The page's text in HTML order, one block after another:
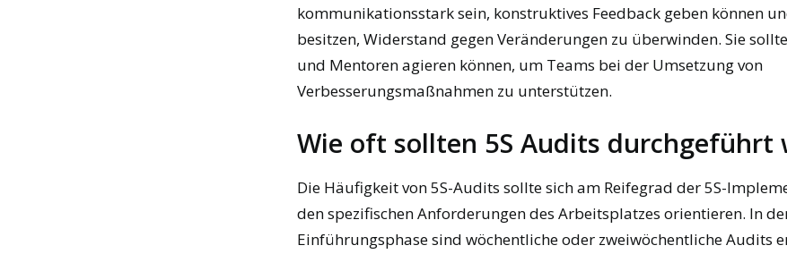
kommunikationsstark sein, konstruktives Feedback geben können
besitzen, Widerstand gegen Veränderungen zu überwinden. Sie
und Mentoren agieren können, um Teams bei der Umsetzung von
Verbesserungsmaßnahmen zu unterstützen.
Wie oft sollten 5S Audits durchgeführt
Die Häufigkeit von 5S-Audits sollte sich am Reifegrad der 5S-
den spezifischen Anforderungen des Arbeitsplatzes orientieren. In
Einführungsphase sind wöchentliche oder zweiwöchentliche Audits